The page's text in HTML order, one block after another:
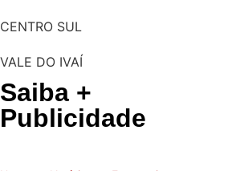
CENTRO SUL
VALE DO IVAÍ
Saiba +
Publicidade